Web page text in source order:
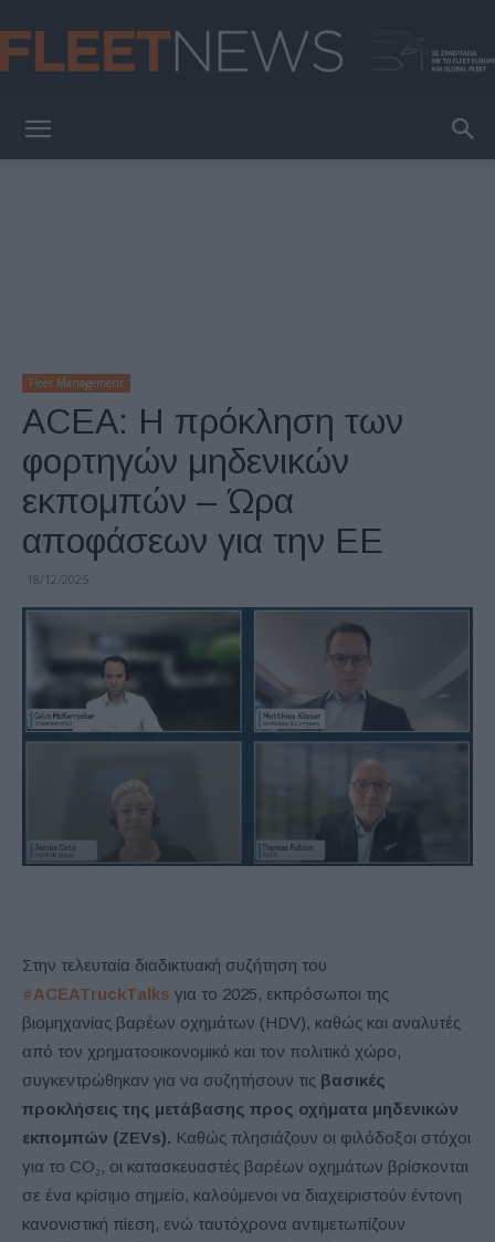
Fleet Management
ACEA: Η πρόκληση των
φορτηγών μηδενικών
εκπομπών – Ώρα
αποφάσεων για την ΕΕ
18/12/2025
Στην τελευταία διαδικτυακή συζήτηση του
#ACEATruckTalks για το 2025, εκπρόσωποι της
βιομηχανίας βαρέων οχημάτων (HDV), καθώς και αναλυτές
από τον χρηματοοικονομικό και τον πολιτικό χώρο,
συγκεντρώθηκαν για να συζητήσουν τις βασικές
προκλήσεις της μετάβασης προς οχήματα μηδενικών
εκπομπών (ZEVs). Καθώς πλησιάζουν οι φιλόδοξοι στόχοι
για το CO₂, οι κατασκευαστές βαρέων οχημάτων βρίσκονται
σε ένα κρίσιμο σημείο, καλούμενοι να διαχειριστούν έντονη
κανονιστική πίεση, ενώ ταυτόχρονα αντιμετωπίζουν